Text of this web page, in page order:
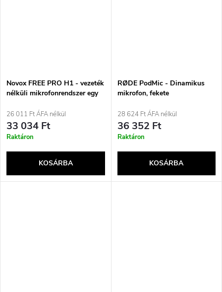
Novox FREE PRO H1 - vezeték
nélküli mikrofonrendszer egy
26 011 Ft ÁFA nélkül
33 034 Ft
Raktáron
KOSÁRBA
RØDE PodMic - Dinamikus
mikrofon, fekete
28 624 Ft ÁFA nélkül
36 352 Ft
Raktáron
KOSÁRBA